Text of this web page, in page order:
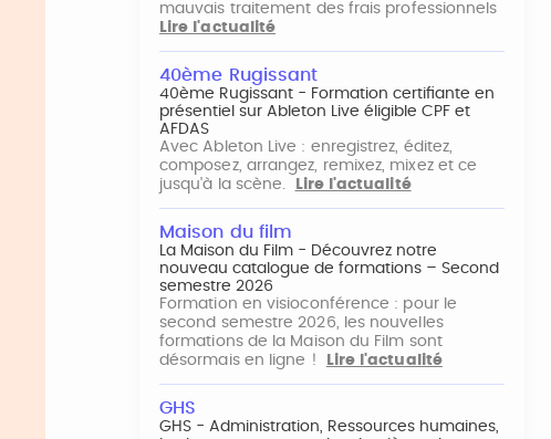
mauvais traitement des frais professionnels
Lire l'actualité
40ème Rugissant
40ème Rugissant - Formation certifiante en
présentiel sur Ableton Live éligible CPF et
AFDAS
Avec Ableton Live : enregistrez, éditez,
composez, arrangez, remixez, mixez et ce
jusqu'à la scène.
Lire l'actualité
Maison du film
La Maison du Film - Découvrez notre
nouveau catalogue de formations – Second
semestre 2026
Formation en visioconférence : pour le
second semestre 2026, les nouvelles
formations de la Maison du Film sont
désormais en ligne !
Lire l'actualité
GHS
GHS - Administration, Ressources humaines,